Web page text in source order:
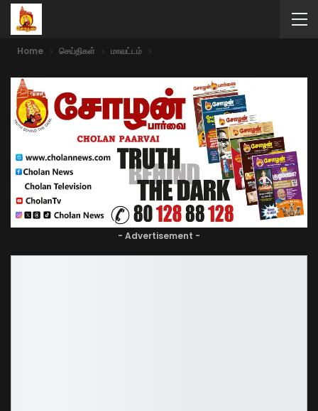
Home செய்திகள் மாவட்டம்
- Advertisement -